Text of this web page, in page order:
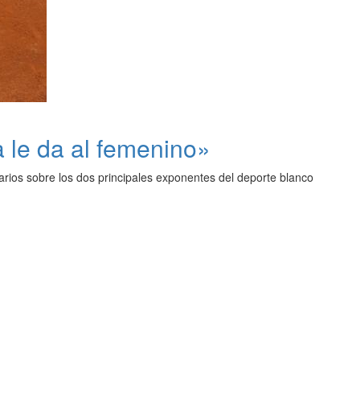
da al femenino»
sobre los dos principales exponentes del deporte blanco